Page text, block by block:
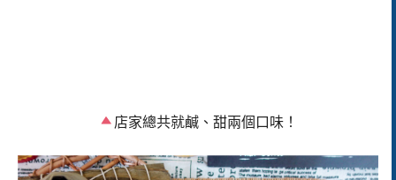
店家總共就鹹、甜兩個口味！